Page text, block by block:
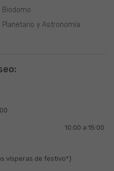
Biodomo
Planetario y Astronomía
10:00 a 15:00
vísperas de festivo*)